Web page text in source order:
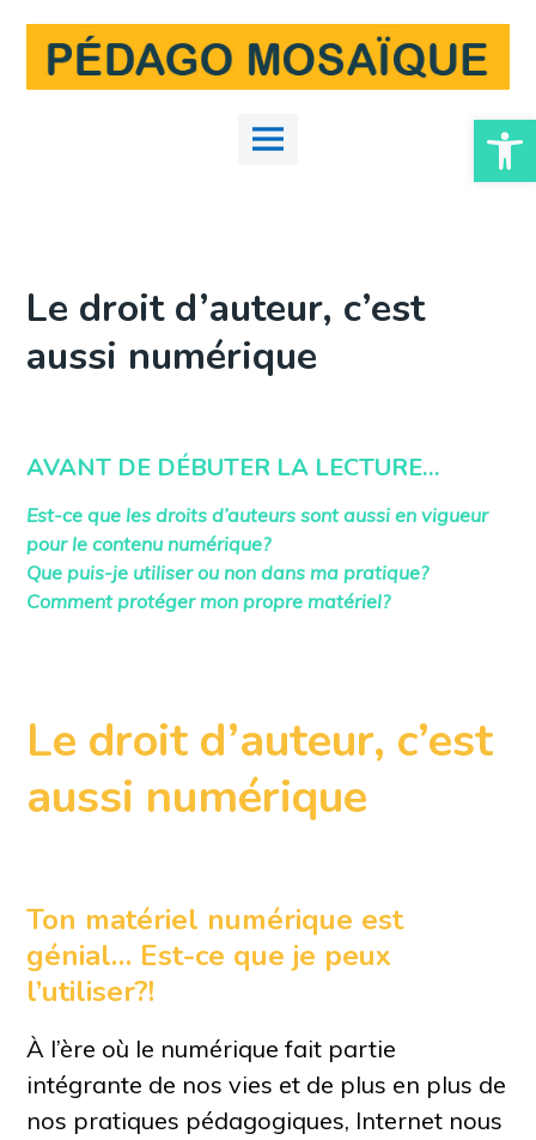
Ouvrir
content
Main
Menu
Le droit d’auteur, c’est
aussi numérique
AVANT DE DÉBUTER LA LECTURE…
Est-ce que les droits d’auteurs sont aussi en vigueur
pour le contenu numérique?
Que puis-je utiliser ou non dans ma pratique?
Comment protéger mon propre matériel?
Le droit d’auteur, c’est
aussi numérique
Ton matériel numérique est
génial… Est-ce que je peux
l’utiliser?!
À l’ère où le numérique fait partie
intégrante de nos vies et de plus en plus de
nos pratiques pédagogiques, Internet nous